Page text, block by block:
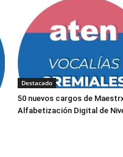
Destacado
50 nuevos cargos de
Alfabetización Digital de